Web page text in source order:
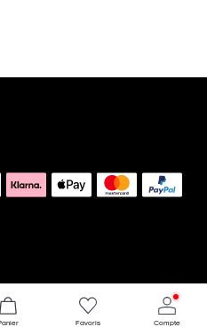
Favoris Compte